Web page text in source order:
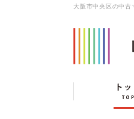
大阪市中央区の中古